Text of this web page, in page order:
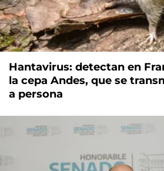
Hantavirus: detectan en
la cepa Andes, que se
a persona